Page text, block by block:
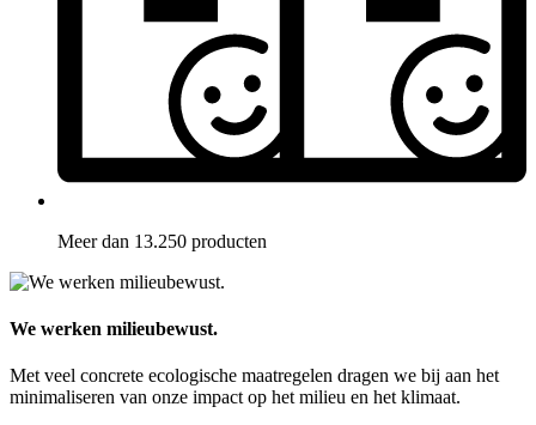
Meer dan 13.250 producten
We werken milieubewust.
Met veel concrete ecologische maatregelen dragen we bij aan het
minimaliseren van onze impact op het milieu en het klimaat.